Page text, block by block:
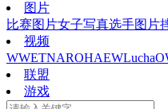
图片
比赛图片女子写真选手图片
视频
WWETNAROHAEWLucha
联盟
游戏